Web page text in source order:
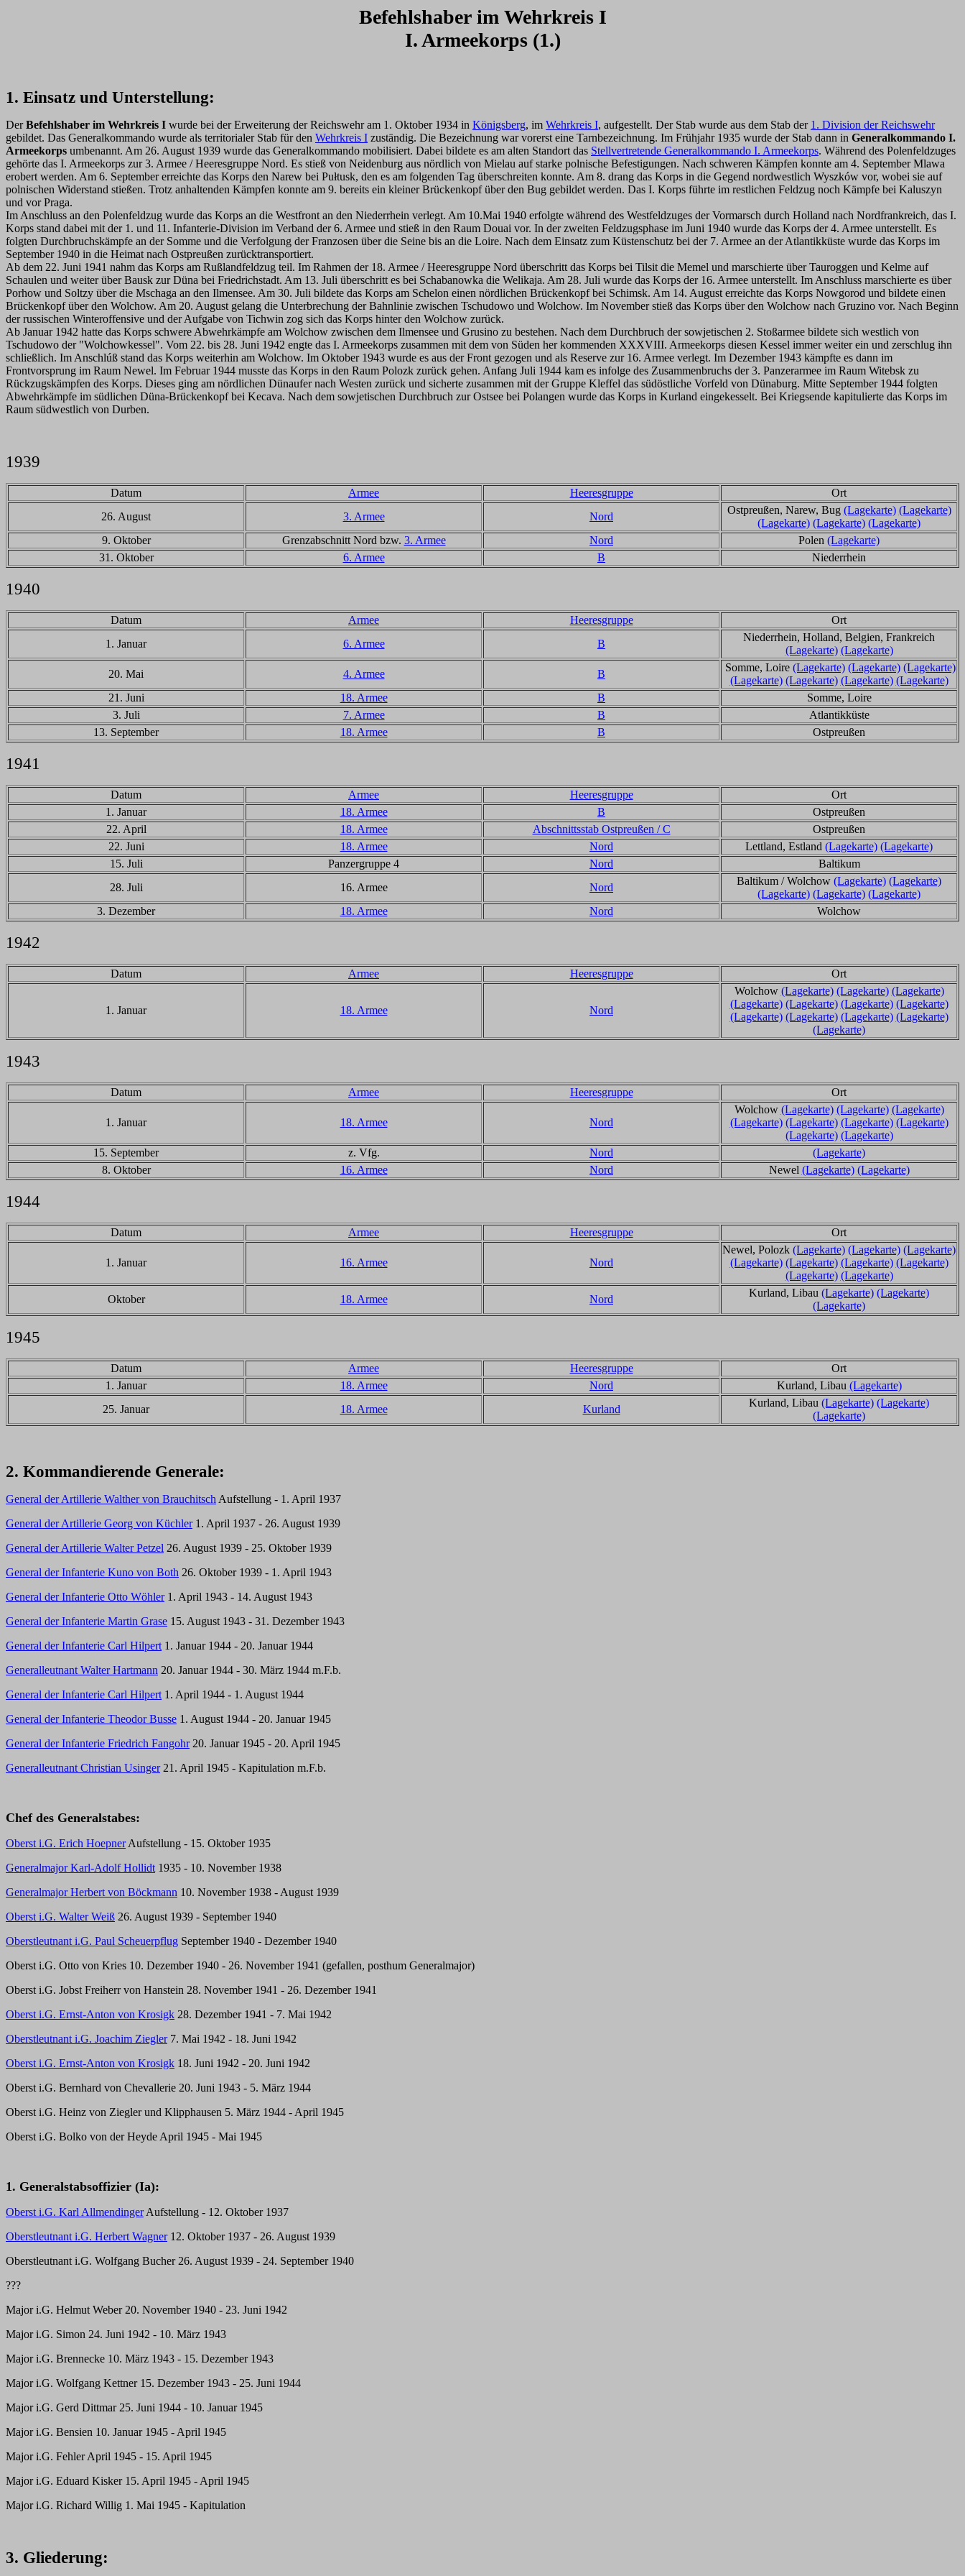
Befehlshaber im Wehrkreis I
I. Armeekorps (1.)
1. Einsatz und Unterstellung:
DerBefehlshaber im Wehrkreis I wurde bei der Erweiterung der Reichswehr am 1. Oktober 1934 in Königsberg, im Wehrkreis I, aufgestellt. Der Stab wurde aus dem Stab der 1. Division der Reichswehr
gebildet. Das Generalkommando wurde als territorialer Stab für den Wehrkreis I zuständig. Die Bezeichnung war vorerst eine Tarnbezeichnung. Im Frühjahr 1935 wurde der Stab dann in Generalkommando I.
Armeekorps umbenannt. Am 26. August 1939 wurde das Generalkommando mobilisiert. Dabei bildete es am alten Standort das Stellvertretende Generalkommando I. Armeekorps. Während des Polenfeldzuges
gehörte das I. Armeekorps zur 3. Armee / Heeresgruppe Nord. Es stieß von Neidenburg aus nördlich von Mielau auf starke polnische Befestigungen. Nach schweren Kämpfen konnte am 4. September Mlawa
erobert werden. Am 6. September erreichte das Korps den Narew bei Pułtusk, den es am folgenden Tag überschreiten konnte. Am 8. drang das Korps in die Gegend nordwestlich Wyszków vor, wobei sie auf
polnischen Widerstand stießen. Trotz anhaltenden Kämpfen konnte am 9. bereits ein kleiner Brückenkopf über den Bug gebildet werden. Das I. Korps führte im restlichen Feldzug noch Kämpfe bei Kaluszyn
und vor Praga.
Im Anschluss an den Polenfeldzug wurde das Korps an die Westfront an den Niederrhein verlegt. Am 10.Mai 1940 erfolgte während des Westfeldzuges der Vormarsch durch Holland nach Nordfrankreich, das I.
Korps stand dabei mit der 1. und 11. Infanterie-Division im Verband der 6. Armee und stieß in den Raum Douai vor. In der zweiten Feldzugsphase im Juni 1940 wurde das Korps der 4. Armee unterstellt. Es
folgten Durchbruchskämpfe an der Somme und die Verfolgung der Franzosen über die Seine bis an die Loire. Nach dem Einsatz zum Küstenschutz bei der 7. Armee an der Atlantikküste wurde das Korps im
September 1940 in die Heimat nach Ostpreußen zurücktransportiert.
Ab dem 22. Juni 1941 nahm das Korps am Rußlandfeldzug teil. Im Rahmen der 18. Armee / Heeresgruppe Nord überschritt das Korps bei Tilsit die Memel und marschierte über Tauroggen und Kelme auf
Schaulen und weiter über Bausk zur Düna bei Friedrichstadt. Am 13. Juli überschritt es bei Schabanowka die Welikaja. Am 28. Juli wurde das Korps der 16. Armee unterstellt. Im Anschluss marschierte es über
Porhow und Soltzy über die Mschaga an den Ilmensee. Am 30. Juli bildete das Korps am Schelon einen nördlichen Brückenkopf bei Schimsk. Am 14. August erreichte das Korps Nowgorod und bildete einen
Brückenkopf über den Wolchow. Am 20. August gelang die Unterbrechung der Bahnlinie zwischen Tschudowo und Wolchow. Im November stieß das Korps über den Wolchow nach Gruzino vor. Nach Beginn
der russischen Winteroffensive und der Aufgabe von Tichwin zog sich das Korps hinter den Wolchow zurück.
Ab Januar 1942 hatte das Korps schwere Abwehrkämpfe am Wolchow zwischen dem Ilmensee und Grusino zu bestehen. Nach dem Durchbruch der sowjetischen 2. Stoßarmee bildete sich westlich von
Tschudowo der "Wolchowkessel". Vom 22. bis 28. Juni 1942 engte das I. Armeekorps zusammen mit dem von Süden her kommenden XXXVIII. Armeekorps diesen Kessel immer weiter ein und zerschlug ihn
schließlich. Im Anschlúß stand das Korps weiterhin am Wolchow. Im Oktober 1943 wurde es aus der Front gezogen und als Reserve zur 16. Armee verlegt. Im Dezember 1943 kämpfte es dann im
Frontvorsprung im Raum Newel. Im Februar 1944 musste das Korps in den Raum Polozk zurück gehen. Anfang Juli 1944 kam es infolge des Zusammenbruchs der 3. Panzerarmee im Raum Witebsk zu
Rückzugskämpfen des Korps. Dieses ging am nördlichen Dünaufer nach Westen zurück und sicherte zusammen mit der Gruppe Kleffel das südöstliche Vorfeld von Dünaburg. Mitte September 1944 folgten
Abwehrkämpfe im südlichen Düna-Brückenkopf bei Kecava. Nach dem sowjetischen Durchbruch zur Ostsee bei Polangen wurde das Korps in Kurland eingekesselt. Bei Kriegsende kapitulierte das Korps im
Raum südwestlich von Durben.
1939
Datum Armee Heeresgruppe
Ort
26. August
3. Armee Nord
Ostpreußen, Narew, Bug (Lagekarte) (Lagekarte)
(Lagekarte) (Lagekarte) (Lagekarte)
9. Oktober
Grenzabschnitt Nord bzw. 3. Armee Nord Polen (Lagekarte)
31. Oktober
6. Armee B Niederrhein
1940
Datum Armee Heeresgruppe
Ort
1. Januar
6. Armee B
Niederrhein, Holland, Belgien, Frankreich
(Lagekarte) (Lagekarte)
20. Mai
4. Armee B
Somme, Loire (Lagekarte) (Lagekarte) (Lagekarte)
(Lagekarte) (Lagekarte) (Lagekarte) (Lagekarte)
21. Juni
18. Armee B
Somme, Loire
3. Juli
7. Armee B
Atlantikküste
13. September
18. Armee B Ostpreußen
1941
Datum Armee Heeresgruppe
Ort
1. Januar
18. Armee B
Ostpreußen
22. April
18. Armee Abschnittsstab Ostpreußen / C
Ostpreußen
22. Juni
18. Armee Nord Lettland, Estland (Lagekarte) (Lagekarte)
15. Juli
Panzergruppe 4 Nord
Baltikum
28. Juli
16. Armee Nord
Baltikum / Wolchow (Lagekarte) (Lagekarte)
(Lagekarte) (Lagekarte) (Lagekarte)
3. Dezember
18. Armee Nord Wolchow
1942
Datum Armee Heeresgruppe Ort
1. Januar 18. Armee Nord
Wolchow (Lagekarte) (Lagekarte) (Lagekarte)
(Lagekarte) (Lagekarte) (Lagekarte) (Lagekarte)
(Lagekarte) (Lagekarte) (Lagekarte) (Lagekarte)
(Lagekarte)
1943
Datum Armee Heeresgruppe Ort
1. Januar 18. Armee Nord
Wolchow (Lagekarte) (Lagekarte) (Lagekarte)
(Lagekarte) (Lagekarte) (Lagekarte) (Lagekarte)
(Lagekarte) (Lagekarte)
15. September
z. Vfg. Nord
(Lagekarte)
8. Oktober
16. Armee Nord Newel (Lagekarte) (Lagekarte)
1944
Datum Armee Heeresgruppe Ort
1. Januar 16. Armee Nord
Newel, Polozk (Lagekarte) (Lagekarte) (Lagekarte)
(Lagekarte) (Lagekarte) (Lagekarte) (Lagekarte)
(Lagekarte) (Lagekarte)
Oktober
18. Armee Nord
Kurland, Libau (Lagekarte) (Lagekarte)
(Lagekarte)
1945
Datum Armee Heeresgruppe
Ort
1. Januar
18. Armee Nord Kurland, Libau (Lagekarte)
25. Januar
18. Armee Kurland
Kurland, Libau (Lagekarte) (Lagekarte)
(Lagekarte)
2. Kommandierende Generale:
General der Artillerie Walther von Brauchitsch Aufstellung - 1. April 1937
General der Artillerie Georg von Küchler1. April 1937 - 26. August 1939
General der Artillerie Walter Petzel 26. August 1939 - 25. Oktober 1939
General der Infanterie Kuno von Both 26. Oktober 1939 - 1. April 1943
General der Infanterie Otto Wöhler1. April 1943 - 14. August 1943
General der Infanterie Martin Grase 15. August 1943 - 31. Dezember 1943
General der Infanterie Carl Hilpert 1. Januar 1944 - 20. Januar 1944
Generalleutnant Walter Hartmann 20. Januar 1944 - 30. März 1944 m.F.b.
General der Infanterie Carl Hilpert 1. April 1944 - 1. August 1944
General der Infanterie Theodor Busse 1. August 1944 - 20. Januar 1945
General der Infanterie Friedrich Fangohr20. Januar 1945 - 20. April 1945
Generalleutnant Christian Usinger21. April 1945 - Kapitulation m.F.b.
Chef des Generalstabes:
Oberst i.G. Erich HoepnerAufstellung - 15. Oktober 1935
Generalmajor Karl-Adolf Hollidt 1935 - 10. November 1938
Generalmajor Herbert von Böckmann 10. November 1938 - August 1939
Oberst i.G. Walter Weiß 26. August 1939 - September 1940
Oberstleutnant i.G. Paul Scheuerpflug September 1940 - Dezember 1940
Oberst i.G. Otto von Kries 10. Dezember 1940 - 26. November 1941 (gefallen, posthum Generalmajor)
Oberst i.G. Jobst Freiherr von Hanstein 28. November 1941 - 26. Dezember 1941
Oberst i.G. Ernst-Anton von Krosigk 28. Dezember 1941 - 7. Mai 1942
Oberstleutnant i.G. Joachim Ziegler7. Mai 1942 - 18. Juni 1942
Oberst i.G. Ernst-Anton von Krosigk 18. Juni 1942 - 20. Juni 1942
Oberst i.G. Bernhard von Chevallerie 20. Juni 1943 - 5. März 1944
Oberst i.G. Heinz von Ziegler und Klipphausen 5. März 1944 - April 1945
Oberst i.G. Bolko von der Heyde April 1945 - Mai 1945
1. Generalstabsoffizier (Ia):
Oberst i.G. Karl AllmendingerAufstellung - 12. Oktober 1937
Oberstleutnant i.G. Herbert Wagner12. Oktober 1937 - 26. August 1939
Oberstleutnant i.G. Wolfgang Bucher 26. August 1939 - 24. September 1940
???
Major i.G. Helmut Weber 20. November 1940 - 23. Juni 1942
Major i.G. Simon 24. Juni 1942 - 10. März 1943
Major i.G. Brennecke 10. März 1943 - 15. Dezember 1943
Major i.G. Wolfgang Kettner 15. Dezember 1943 - 25. Juni 1944
Major i.G. Gerd Dittmar 25. Juni 1944 - 10. Januar 1945
Major i.G. Bensien 10. Januar 1945 - April 1945
Major i.G. Fehler April 1945 - 15. April 1945
Major i.G. Eduard Kisker 15. April 1945 - April 1945
Major i.G. Richard Willig 1. Mai 1945 - Kapitulation
3. Gliederung: